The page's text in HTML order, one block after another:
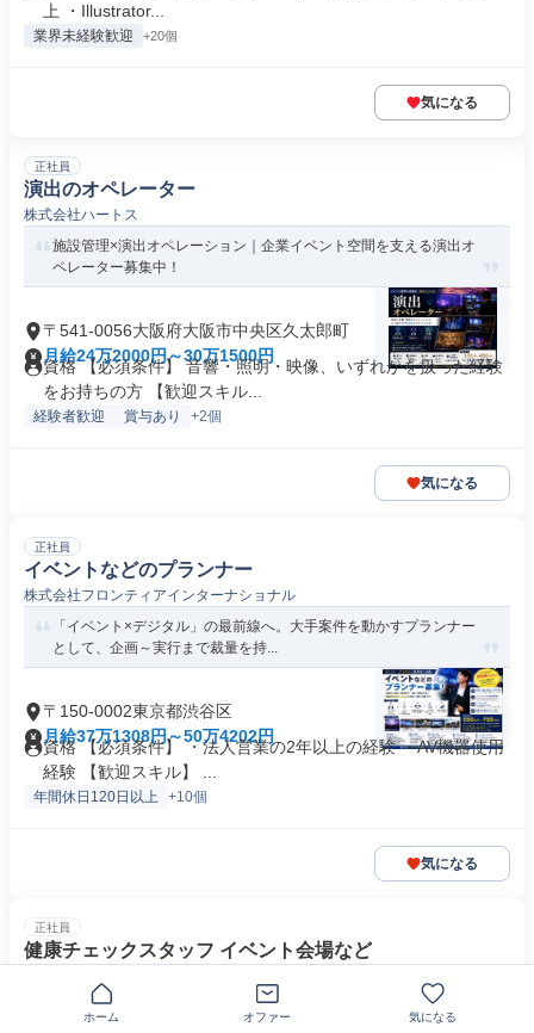
上 ・Illustrator...
業界未経験歓迎 +20個
気になる
正社員
演出のオペレーター
株式会社ハートス
施設管理×演出オペレーション｜企業イベント空間を支える演出オ
ペレーター募集中！
〒541-0056大阪府大阪市中央区久太郎町
月給24万2000円～30万1500円
資格 【必須条件】 音響・照明・映像、いずれかを扱った経験
をお持ちの方 【歓迎スキル...
経験者歓迎 賞与あり +2個
気になる
正社員
イベントなどのプランナー
株式会社フロンティアインターナショナル
「イベント×デジタル」の最前線へ。大手案件を動かすプランナー
として、企画～実行まで裁量を持...
〒150-0002東京都渋谷区
月給37万1308円～50万4202円
資格 【必須条件】 ・法人営業の2年以上の経験 ・AV機器使用
経験 【歓迎スキル】 ...
年間休日120日以上 +10個
気になる
正社員
健康チェックスタッフ イベント会場など
✅商業施設などでの健康チェック✅経験を活かして活躍できる✅年
ホーム オファー 気になる